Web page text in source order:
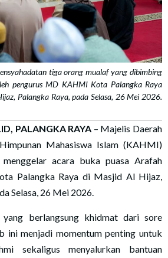
tiga orang mualaf yang dibimbing
pengurus MD KAHMI Kota Palangka Raya
Palangka Raya, pada Selasa, 26 Mei 2026.
PALANGKA RAYA – Majelis Daerah
Mahasiswa Islam (KAHMI)
acara buka puasa Arafah
Palangka Raya di Masjid Al Hijaz,
Selasa, 26 Mei 2026.
yang berlangsung khidmat dari sore
ini menjadi momentum penting untuk
sekaligus menyalurkan bantuan